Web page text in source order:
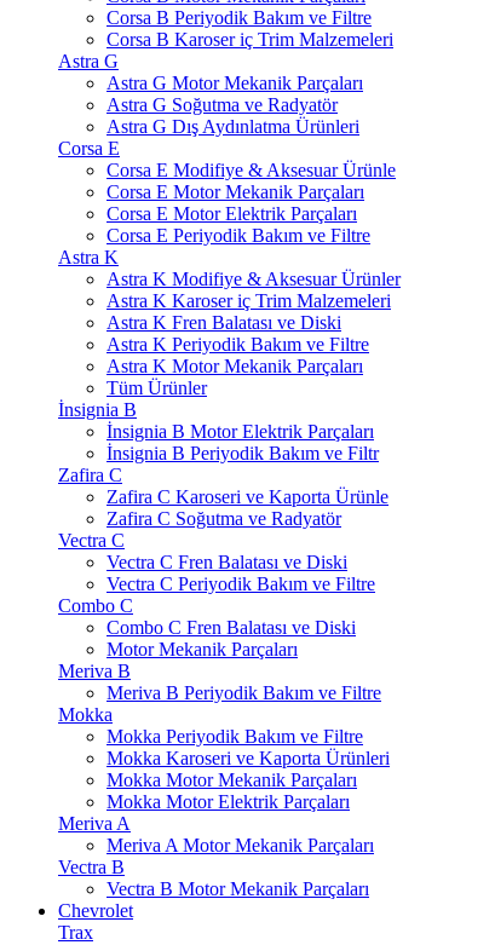
Corsa B Periyodik Bakım ve Filtre
Corsa B Karoser iç Trim Malzemeleri
Astra G
Astra G Motor Mekanik Parçaları
Astra G Soğutma ve Radyatör
Astra G Dış Aydınlatma Ürünleri
Corsa E
Corsa E Modifiye & Aksesuar Ürünle
Corsa E Motor Mekanik Parçaları
Corsa E Motor Elektrik Parçaları
Corsa E Periyodik Bakım ve Filtre
Astra K
Astra K Modifiye & Aksesuar Ürünler
Astra K Karoser iç Trim Malzemeleri
Astra K Fren Balatası ve Diski
Astra K Periyodik Bakım ve Filtre
Astra K Motor Mekanik Parçaları
Tüm Ürünler
İnsignia B
İnsignia B Motor Elektrik Parçaları
İnsignia B Periyodik Bakım ve Filtr
Zafira C
Zafira C Karoseri ve Kaporta Ürünle
Zafira C Soğutma ve Radyatör
Vectra C
Vectra C Fren Balatası ve Diski
Vectra C Periyodik Bakım ve Filtre
Combo C
Combo C Fren Balatası ve Diski
Motor Mekanik Parçaları
Meriva B
Meriva B Periyodik Bakım ve Filtre
Mokka
Mokka Periyodik Bakım ve Filtre
Mokka Karoseri ve Kaporta Ürünleri
Mokka Motor Mekanik Parçaları
Mokka Motor Elektrik Parçaları
Meriva A
Meriva A Motor Mekanik Parçaları
Vectra B
Vectra B Motor Mekanik Parçaları
Chevrolet
Trax